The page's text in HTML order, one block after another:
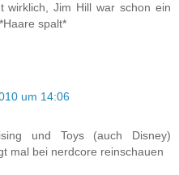
wirklich, Jim Hill war schon ein
spalt*
um 14:06
und Toys (auch Disney)
mal bei nerdcore reinschauen